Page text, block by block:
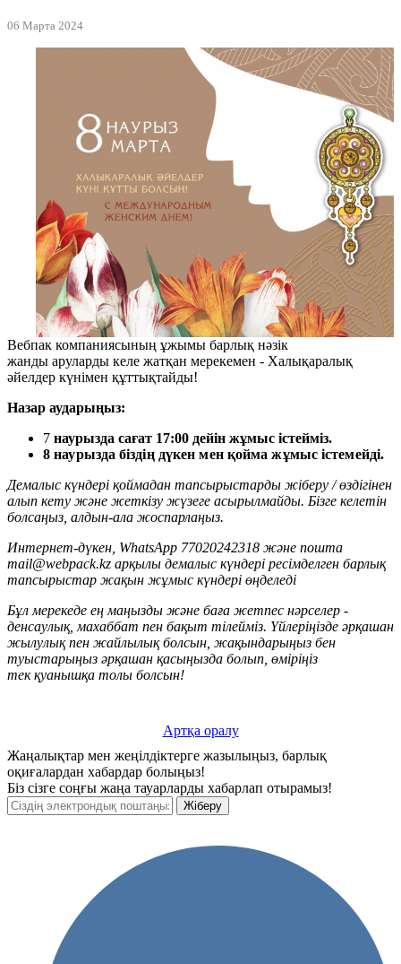
06 Марта 2024
Вебпак компаниясының ұжымы барлық нәзік
жанды аруларды келе жатқан мерекемен - Халықаралық
әйелдер күнімен құттықтайды!
Назар аударыңыз:
7 наурызда сағат 17:00 дейін жұмыс істейміз.
8 наурызда біздің дүкен мен қойма жұмыс істемейді.
Демалыс күндері қоймадан тапсырыстарды жіберу /өздігінен
алып кету және жеткізу жүзеге асырылмайды. Бізге келетін
болсаңыз, алдын-ала жоспарлаңыз.
Интернет-дүкен, WhatsApp 77020242318 және пошта
mail@webpack.kz арқылы демалыс күндері ресімделген барлық
тапсырыстар жақын жұмыс күндері өңделеді
Бұл мерекеде ең маңызды және баға жетпес нәрселер -
денсаулық, махаббат пен бақыт тілейміз. Үйлеріңізде әрқашан
жылулық пен жайлылықболсын, жақындарыңыз бен
туыстарыңыз әрқашан қасыңызда болып, өміріңіз
текқуанышқа толы болсын!
Артқа оралу
Жаңалықтар мен жеңілдіктерге жазылыңыз, барлық
оқиғалардан хабардар болыңыз!
Біз сізге соңғы жаңа тауарларды хабарлап отырамыз!